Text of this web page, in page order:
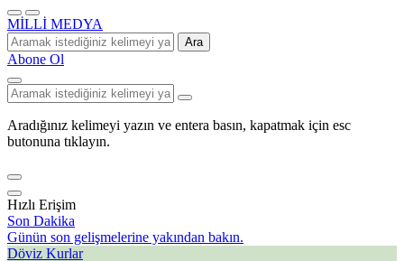
MİLLİ MEDYA
Ara
Abone Ol
Aradığınız kelimeyi yazın ve entera basın, kapatmak için esc
butonuna tıklayın.
Hızlı Erişim
Son Dakika
Günün son gelişmelerine yakından bakın.
Döviz Kurlar